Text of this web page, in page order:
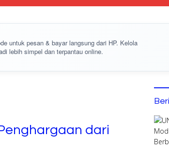
untuk pesan & bayar langsung dari HP. Kelola
lebih simpel dan terpantau online.
dari